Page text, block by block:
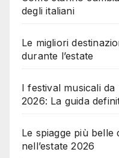
degli italiani
Le migliori
durante l’estate
I festival musicali da
2026: La guida
Le spiagge più belle
nell’estate 2026